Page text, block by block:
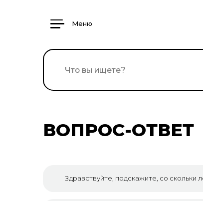
Меню
ВОПРОС-ОТВЕТ
Здравствуйте, подскажите, со скольки